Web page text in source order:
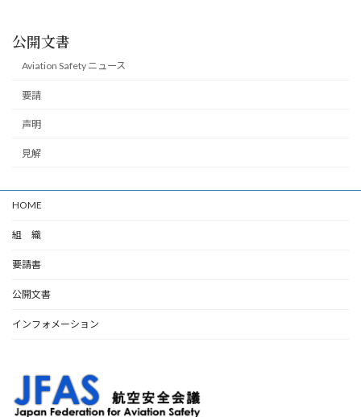
公開文書
Aviation Safety ニュース
要請
声明
見解
HOME
組 織
要請書
公開文書
インフォメーション